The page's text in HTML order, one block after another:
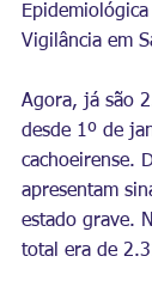
Vigilância em
Agora, já são
desde 1º de
cachoeirense.
apresentam
estado grave.
total era de